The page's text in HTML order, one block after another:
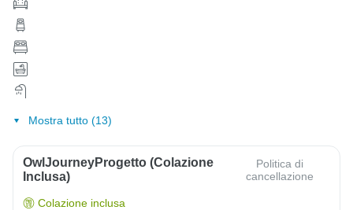
Mostra tutto (13)
OwlJourneyProgetto (colazione
Inclusa)
Politica di
cancellazione
Colazione inclusa